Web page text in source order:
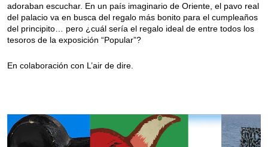
adoraban escuchar. En un país imaginario de Oriente, el pavo real
del palacio va en busca del regalo más bonito para el cumpleaños
del principito… pero ¿cuál sería el regalo ideal de entre todos los
tesoros de la exposición “Popular”?
En colaboración con L’air de dire.